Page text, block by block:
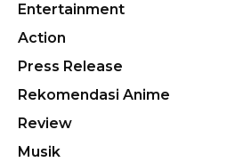
Entertainment
Action
Press Release
Rekomendasi Anime
Review
Musik